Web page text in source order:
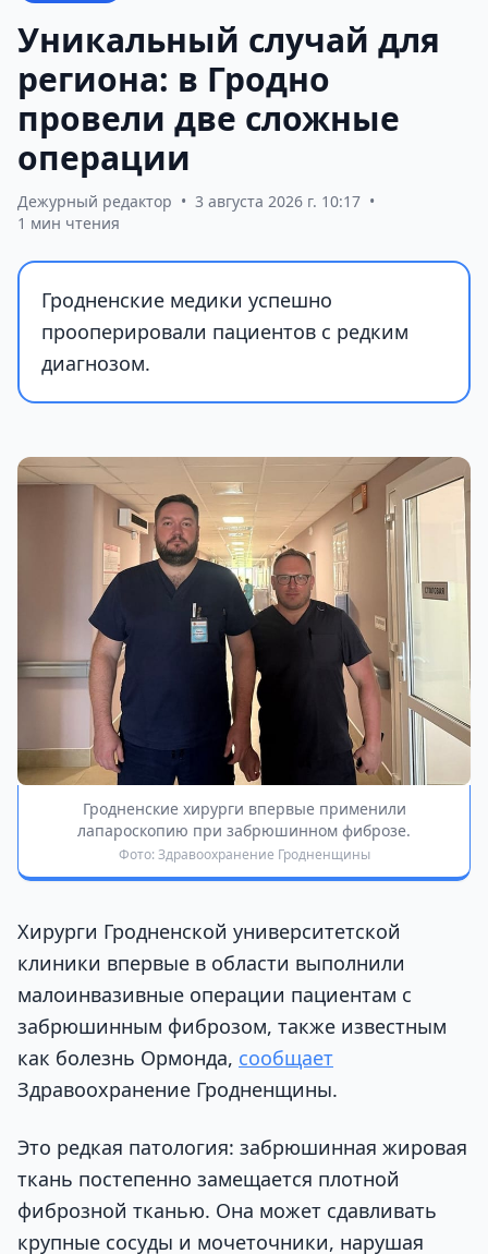
Уникальный случай для
региона: в Гродно
провели две сложные
операции
Дежурный редактор • 3 августа 2026 г. 10:17 •
1 мин чтения
Гродненские медики успешно
прооперировали пациентов с редким
диагнозом.
Гродненские хирурги впервые применили
лапароскопию при забрюшинном фиброзе.
Фото: Здравоохранение Гродненщины
Хирурги Гродненской университетской
клиники впервые в области выполнили
малоинвазивные операции пациентам с
забрюшинным фиброзом, также известным
как болезнь Ормонда, сообщает
Здравоохранение Гродненщины.
Это редкая патология: забрюшинная жировая
ткань постепенно замещается плотной
фиброзной тканью. Она может сдавливать
крупные сосуды и мочеточники, нарушая